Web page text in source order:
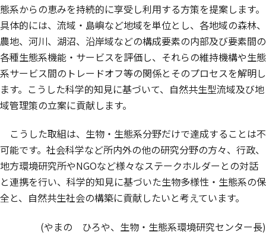
態系からの恵みを持続的に享受し利用する方策を提案します。
具体的には、流域・島嶼など地域を単位とし、各地域の森林、
農地、河川、湖沼、沿岸域などの構成要素の内部及び要素間の
各種生態系機能・サービスを評価し、それらの維持機構や生態
系サービス間のトレードオフ等の関係とそのプロセスを解明し
ます。こうした科学的知見に基づいて、自然共生型流域及び地
域管理策の立案に貢献します。
こうした取組は、生物・生態系分野だけで達成することは不
可能です。社会科学など所内外の他の研究分野の方々、行政、
地方環境研究所やNGOなど様々なステークホルダーとの対話
と連携を行い、科学的知見に基づいた生物多様性・生態系の保
全と、自然共生社会の構築に貢献したいと考えています。
(やまの ひろや、生物・生態系環境研究センター長)